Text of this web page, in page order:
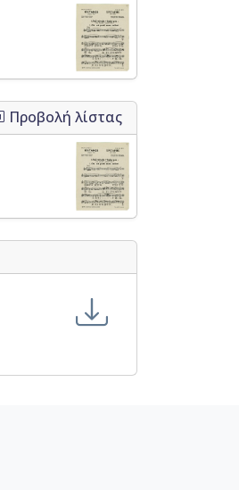
Προβολή λίστας